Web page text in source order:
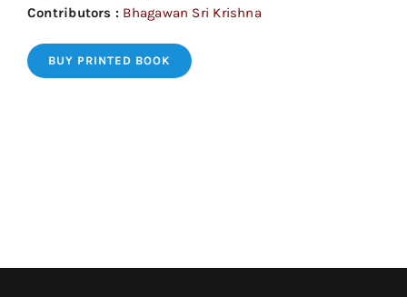
Contributors : Bhagawan Sri Krishna
BUY PRINTED BOOK